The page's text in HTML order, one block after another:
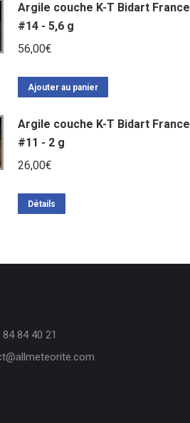
Argile couche K-T Bidart France
#14 - 5,6 g
56,00€
Ajouter au panier
Argile couche K-T Bidart France
#11 - 2 g
26,00€
Détails
84 40 21